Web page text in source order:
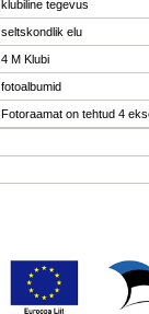
klubiline tegevus
seltskondlik elu
4 M Klubi
fotoalbumid
Fotoraamat on tehtud 4